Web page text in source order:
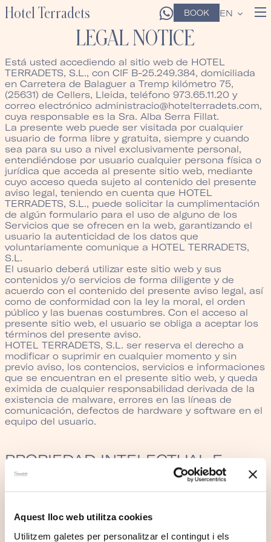
Aquest lloc web utilitza cookies
Utilitzem galetes per personalitzar el contingut i els
Hotel Terradets BOOK EN
LEGAL NOTICE
Está usted accediendo al sitio web de HOTEL
TERRADETS, S.L., con CIF B-25.249.384, domiciliada
en Carretera de Balaguer a Tremp kilómetro 75,
(25631) de Cellers, Lleida, teléfono 973.65.11.20 y
correo electrónico administracio@hotelterradets.com,
cuya responsable es la Sra. Alba Serra Fillat.
La presente web puede ser visitada por cualquier
usuario de forma libre y gratuita, siempre y cuando
sea para su uso a nivel exclusivamente personal,
entendiéndose por usuario cualquier persona física o
jurídica que acceda al presente sitio web, mediante
cuyo acceso queda sujeto al contenido del presente
aviso legal, teniendo en cuenta que HOTEL
TERRADETS, S.L., puede solicitar la cumplimentación
de algún formulario para el uso de alguno de los
Servicios que se ofrecen en la web, garantizando el
usuario la autenticidad de los datos que
voluntariamente comunique a HOTEL TERRADETS,
S.L.
El usuario deberá utilizar este sitio web y sus
contenidos y/o servicios de forma diligente y de
acuerdo con el contenido del presente aviso legal, así
como de conformidad con la ley la moral, el orden
público y las buenas costumbres. Con el acceso al
presente sitio web, el usuario se obliga a aceptar los
términos del presente aviso.
HOTEL TERRADETS, S.L. ser reserva el derecho a
modificar o suprimir en cualquier momento y sin
previo aviso, los contencios, servicios e informaciones
que se encuentran en el presente sitio web, y queda
eximida de cualquier responsabilidad derivada de la
existencia de malware, errores en las líneas de
comunicación, defectos de hardware y software en el
equipo del usuario.
PROPIEDAD INTELECTUAL E
INDUSTRIAL
hallan protegidos por las leyes españolas todos los
derechos de propiedad intelectual e industrial sobre
cualquier contenido del presente sitio web, quedando